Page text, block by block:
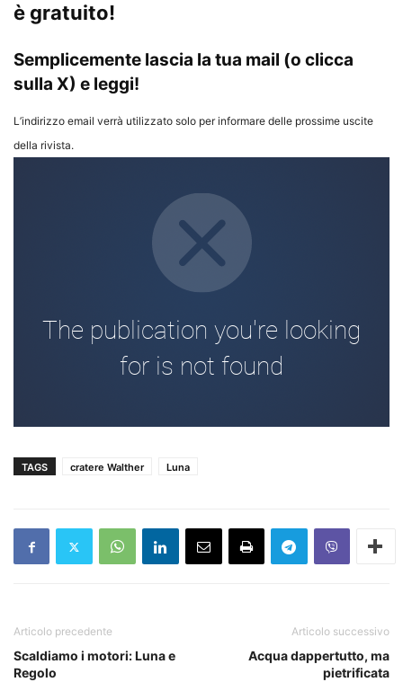
è gratuito!
Semplicemente lascia la tua mail (o clicca
sulla X) e leggi!
L’indirizzo email verrà utilizzato solo per informare delle prossime uscite
della rivista.
TAGS cratere Walther Luna
Articolo precedente
Scaldiamo i motori: Luna e
Regolo
Articolo successivo
Acqua dappertutto, ma
pietrificata